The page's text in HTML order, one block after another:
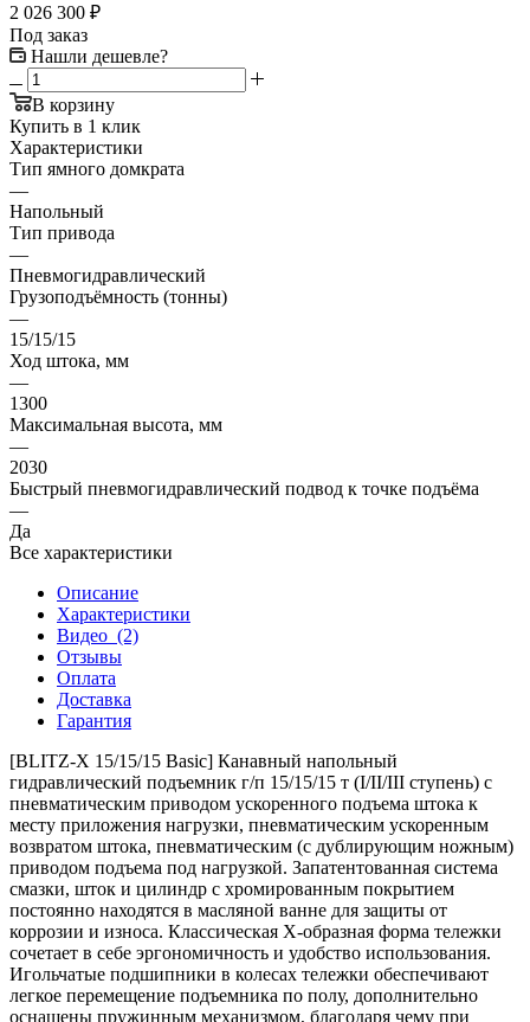
2 026 300 ₽
Под заказ
Нашли дешевле?
В корзину
Купить в 1 клик
Характеристики
Тип ямного домкрата
—
Напольный
Тип привода
—
Пневмогидравлический
Грузоподъёмность (тонны)
—
15/15/15
Ход штока, мм
—
1300
Максимальная высота, мм
—
2030
Быстрый пневмогидравлический подвод к точке подъёма
—
Да
Все характеристики
Описание
Характеристики
Видео (2)
Отзывы
Оплата
Доставка
Гарантия
[BLITZ-X 15/15/15 Basic] Канавный напольный
гидравлический подъемник г/п 15/15/15 т (I/II/III cтупень) с
пневматическим приводом ускоренного подъема штока к
месту приложения нагрузки, пневматическим ускоренным
возвратом штока, пневматическим (с дублирующим ножным)
приводом подъема под нагрузкой. Запатентованная система
смазки, шток и цилиндр с хромированным покрытием
постоянно находятся в масляной ванне для защиты от
коррозии и износа. Классическая Х-образная форма тележки
сочетает в себе эргономичность и удобство использования.
Игольчатые подшипники в колесах тележки обеспечивают
легкое перемещение подъемника по полу, дополнительно
оснащены пружинным механизмом, благодаря чему при